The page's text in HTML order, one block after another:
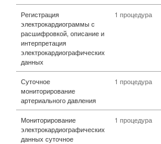
Регистрация
электрокардиограммы с
расшифровкой, описание и
интерпретация
электрокардиографических
данных
1 процедура
Суточное
мониторирование
артериального давления
1 процедура
Мониторирование
электрокардиографических
данных суточное
1 процедура